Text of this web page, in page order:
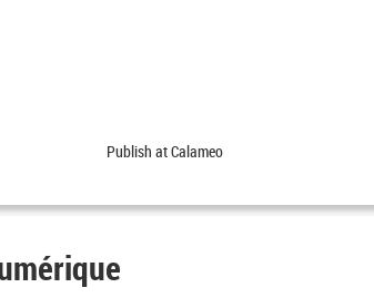
Publish at Calameo